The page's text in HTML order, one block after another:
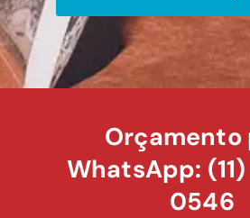
Orçamento
WhatsApp:
0546